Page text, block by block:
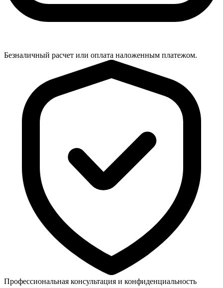
Безналичный расчет или оплата наложенным платежом.
Профессиональная консультация и конфиденциальность